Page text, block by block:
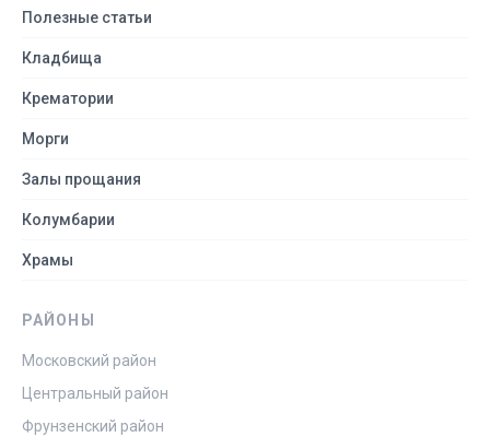
Полезные статьи
Кладбища
Крематории
Морги
Залы прощания
Колумбарии
Храмы
РАЙОНЫ
Московский район
Центральный район
Фрунзенский район